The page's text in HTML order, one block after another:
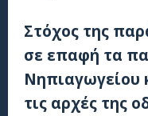
Στόχος της
σε επαφή τα
Νηπιαγωγείου
τις αρχές της